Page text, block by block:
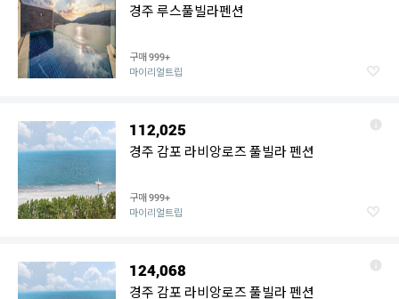
경주 루스풀빌라펜션
구매999+
마이리얼트립
112,025
경주 감포 라비앙로즈 풀빌라 펜션
구매999+
마이리얼트립
124,068
경주 감포 라비앙로즈 풀빌라 펜션